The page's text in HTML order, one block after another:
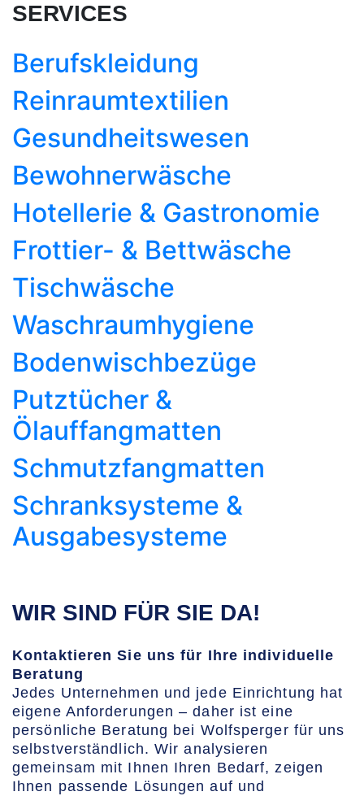
SERVICES
Berufskleidung
Reinraumtextilien
Gesundheitswesen
Bewohnerwäsche
Hotellerie & Gastronomie
Frottier- & Bettwäsche
Tischwäsche
Waschraumhygiene
Bodenwischbezüge
Putztücher &
Ölauffangmatten
Schmutzfangmatten
Schranksysteme &
Ausgabesysteme
WIR SIND FÜR SIE DA!
Kontaktieren Sie uns für Ihre individuelle
Beratung
Jedes Unternehmen und jede Einrichtung hat
eigene Anforderungen – daher ist eine
persönliche Beratung bei Wolfsperger für uns
selbstverständlich. Wir analysieren
gemeinsam mit Ihnen Ihren Bedarf, zeigen
Ihnen passende Lösungen auf und